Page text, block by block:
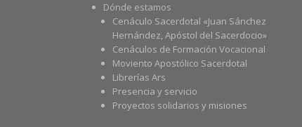
Dónde estamos
Cenáculo Sacerdotal «Juan Sánchez
Hernández, Apóstol del Sacerdocio»
Cenáculos de Formación Vocacional
Moviento Apostólico Sacerdotal
Librerías Ars
Presencia y servicio
Proyectos solidarios y misiones